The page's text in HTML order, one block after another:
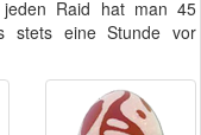
jeden Raid hat man 45
stets eine Stunde vor